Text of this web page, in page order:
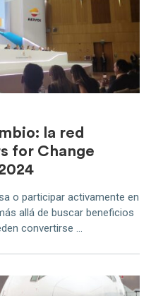
la red
for Change
o participar activamente en
allá de buscar beneficios
convertirse ...